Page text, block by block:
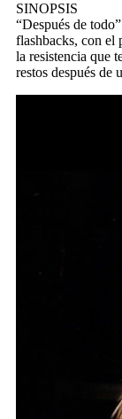
SINOPSIS
“Después de
flashbacks, con el
la resistencia que
restos después de